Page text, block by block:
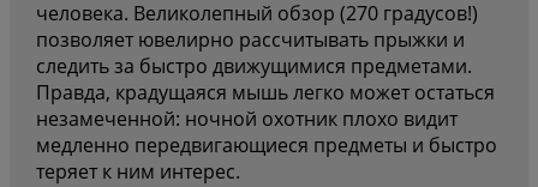
человека. Великолепный обзор (270 градусов!)
позволяет ювелирно рассчитывать прыжки и
следить за быстро движущимися предметами.
Правда, крадущаяся мышь легко может остаться
незамеченной: ночной охотник плохо видит
медленно передвигающиеся предметы и быстро
теряет к ним интерес.